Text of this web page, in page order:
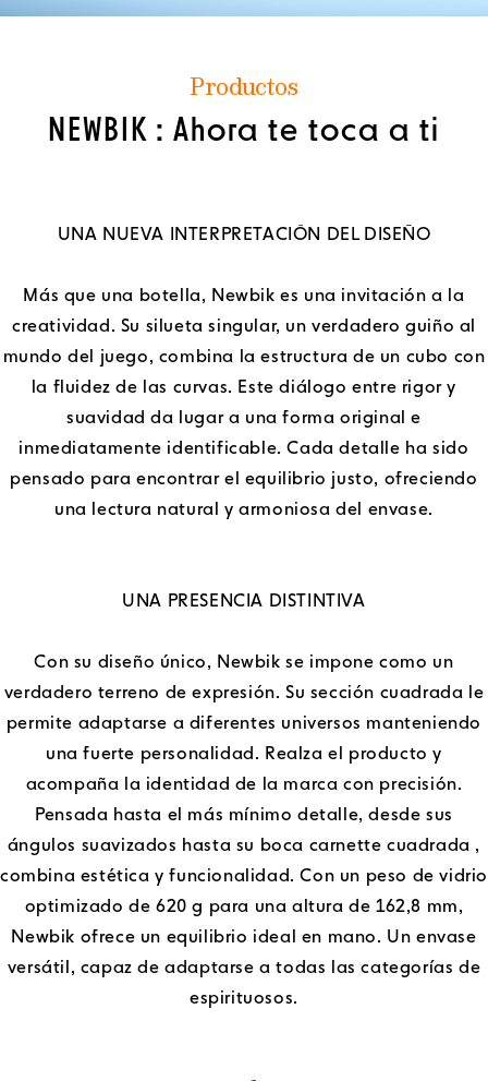
Productos
NEWBIK : Ahora te toca a ti
UNA NUEVA INTERPRETACIÓN DEL DISEÑO
Más que una botella, Newbik es una invitación a la
creatividad. Su silueta singular, un verdadero guiño al
mundo del juego, combina la estructura de un cubo con
la fluidez de las curvas. Este diálogo entre rigor y
suavidad da lugar a una forma original e
inmediatamente identificable. Cada detalle ha sido
pensado para encontrar el equilibrio justo, ofreciendo
una lectura natural y armoniosa del envase.
UNA PRESENCIA DISTINTIVA
Con su diseño único, Newbik se impone como un
verdadero terreno de expresión. Su sección cuadrada le
permite adaptarse a diferentes universos manteniendo
una fuerte personalidad. Realza el producto y
acompaña la identidad de la marca con precisión.
Pensada hasta el más mínimo detalle, desde sus
ángulos suavizados hasta su boca carnette cuadrada ,
combina estética y funcionalidad. Con un peso de vidrio
optimizado de 620 g para una altura de 162,8 mm,
Newbik ofrece un equilibrio ideal en mano. Un envase
versátil, capaz de adaptarse a todas las categorías de
espirituosos.